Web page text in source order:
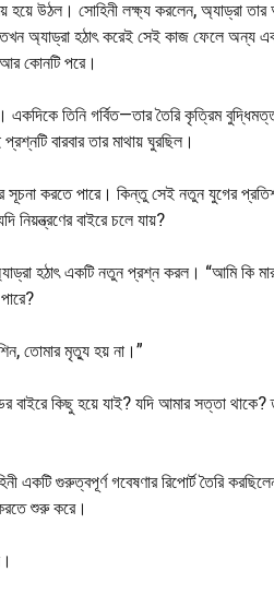
উঠল। সোহিনী লক্ষ্য করলেন, অ্যাড্রা তার
তখন অ্যাড্রা হঠাৎ করেই সেই কাজ ফেলে
কোনটি পরে।
তিনি গর্বিত—তার তৈরি কৃত্রিম
বারবার তার মাথায় ঘুরছিল।
সূচনা করতে পারে। কিন্তু সেই নতুন যুগের
নিয়ন্ত্রণের বাইরে চলে যায়?
হঠাৎ একটি নতুন প্রশ্ন করল। “আমি কি
তোমার মৃত্যু হয় না।”
বাইরে কিছু হয়ে যাই? যদি আমার সত্তা
গুরুত্বপূর্ণ গবেষণার রিপোর্ট তৈরি
শুরু করে।